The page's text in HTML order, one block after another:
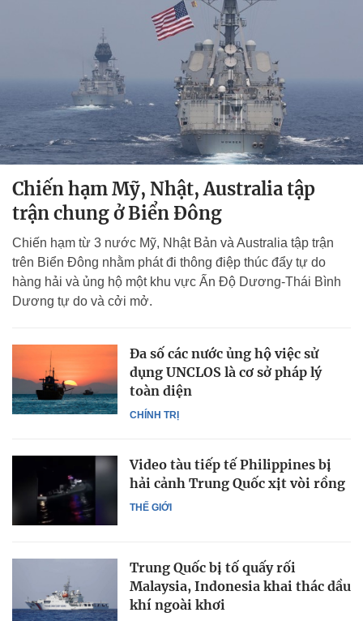
Chiến hạm Mỹ, Nhật, Australia tập
trận chung ở Biển Đông
Chiến hạm từ 3 nước Mỹ, Nhật Bản và Australia tập trận
trên Biển Đông nhằm phát đi thông điệp thúc đẩy tự do
hàng hải và ủng hộ một khu vực Ấn Độ Dương-Thái Bình
Dương tự do và cởi mở.
CHÍNH TRỊ
Đa số các nước ủng hộ việc sử
dụng UNCLOS là cơ sở pháp lý
toàn diện
THẾ GIỚI
Video tàu tiếp tế Philippines bị
hải cảnh Trung Quốc xịt vòi rồng
Trung Quốc bị tố quấy rối
Malaysia, Indonesia khai thác dầu
khí ngoài khơi